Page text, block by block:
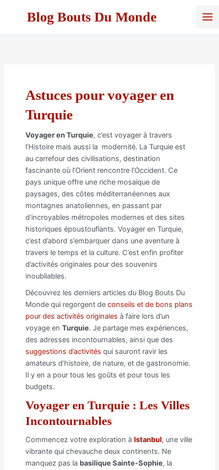
Blog Bouts Du Monde
Astuces pour voyager en
Turquie
Voyager en Turquie, c’est voyager à travers
l’Histoire mais aussi la modernité. La Turquie est
au carrefour des civilisations, destination
fascinante où l’Orient rencontre l’Occident. Ce
pays unique offre une riche mosaïque de
paysages, des côtes méditerranéennes aux
montagnes anatoliennes, en passant par
d’incroyables métropoles modernes et des sites
historiques époustouflants. Voyager en Turquie,
c’est d’abord s’embarquer dans une aventure à
travers le temps et la culture. C’est enfin profiter
d’activités originales pour des souvenirs
inoubliables.
Découvrez les derniers articles du Blog Bouts Du
Monde qui regorgent de conseils et de bons plans
pour des activités originales à faire lors d’un
voyage en Turquie. Je partage mes expériences,
des adresses incontournables, ainsi que des
suggestions d’activités qui sauront ravir les
amateurs d’histoire, de nature, et de gastronomie.
Il y en a pour tous les goûts et pour tous les
budgets.
Voyager en Turquie : Les Villes
Incontournables
Commencez votre exploration à Istanbul, une ville
vibrante qui chevauche deux continents. Ne
manquez pas la basilique Sainte-Sophie, la